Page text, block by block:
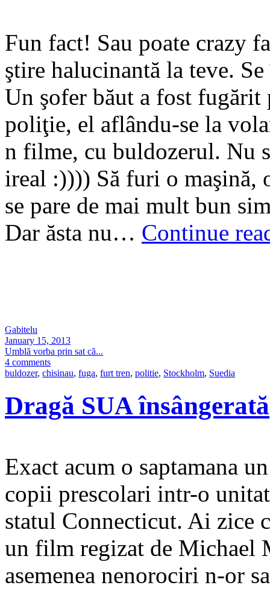
Fun fact! Sau poate crazy
ştire halucinantă la teve.
Un şofer băut a fost fugărit
poliţie, el aflându-se la
n filme, cu buldozerul. Nu
ireal :)))) Să furi o maşină,
se pare de mai mult bun
Dar ăsta nu… Continue
Gabitelu
January 15, 2013
Umblă vorba prin sat că...
4 comments
buldozer, chisinau, fuga, furt tren, politie, Stockholm, Suedia
Dragă SUA însângerată
Exact acum o saptamana
copii prescolari intr-o
statul Connecticut. Ai zice
un film regizat de Michael
asemenea nenorociri n-or